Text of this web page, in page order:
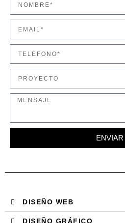
ENVIAR
DISEÑO WEB
DISEÑO GRÁFICO